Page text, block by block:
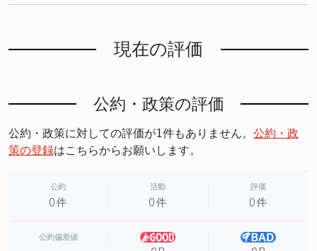
現在の評価
公約・政策の評価
公約・政策に対しての評価が1件もありません。 公約・政
策の登録はこちらからお願いします。
公約
0件
活動
0件
評価
0件
公約偏差値